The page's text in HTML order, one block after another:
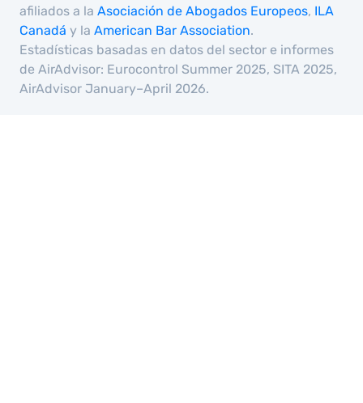
afiliados a la Asociación de Abogados Europeos, ILA
Canadá y la American Bar Association.
Estadísticas basadas en datos del sector e informes
de AirAdvisor: Eurocontrol Summer 2025, SITA 2025,
AirAdvisor January–April 2026.